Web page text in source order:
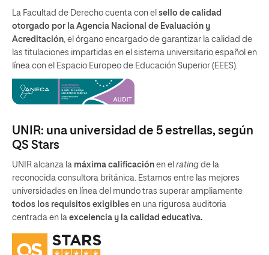
La Facultad de Derecho cuenta con el sello de calidad
otorgado por la Agencia Nacional de Evaluación y
Acreditación, el órgano encargado de garantizar la calidad de
las titulaciones impartidas en el sistema universitario español en
línea con el Espacio Europeo de Educación Superior (EEES).
UNIR: una universidad de 5 estrellas, según
QS Stars
UNIR alcanza la máxima calificación en el rating de la
reconocida consultora británica. Estamos entre las mejores
universidades en línea del mundo tras superar ampliamente
todos los requisitos exigibles en una rigurosa auditoria
centrada en la excelencia y la calidad educativa.